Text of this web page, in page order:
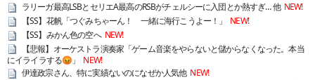
ラリーガ最高LSBとセリエA最高のRSBがチェルシーに入団とか熱すぎ… 他 NEW!
【SS】花帆「つぐみちゃーん！ 一緒に海行こうよー！」
NEW!
【SS】みかん色の空へ NEW!
【悲報】オーケストラ演奏家「ゲーム音楽をやらないと儲からなくなった。本当
にイライラする😡」
NEW!
伊達政宗さん、特に実績ないのになぜか人気他 NEW!